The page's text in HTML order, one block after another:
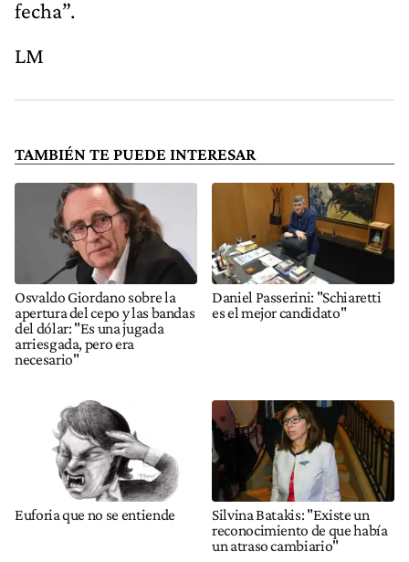
fecha”.
LM
TAMBIÉN TE PUEDE INTERESAR
Osvaldo Giordano sobre la
apertura del cepo y las bandas
del dólar: "Es una jugada
arriesgada, pero era
necesario"
Daniel Passerini: "Schiaretti
es el mejor candidato"
Euforia que no se entiende
Silvina Batakis: "Existe un
reconocimiento de que había
un atraso cambiario"